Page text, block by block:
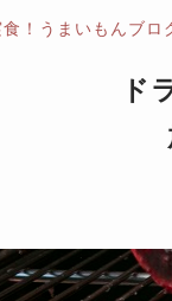
！うまいもんブロ
ド